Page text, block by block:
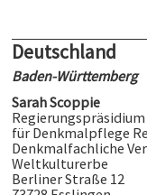
Deutschland
Baden-Württemberg
Sarah Scoppie
für Denkmalpflege
Denkmalfachliche
Weltkulturerbe
Berliner Straße 12